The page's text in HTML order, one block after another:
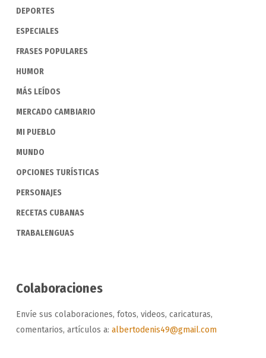
DEPORTES
ESPECIALES
FRASES POPULARES
HUMOR
MÁS LEÍDOS
MERCADO CAMBIARIO
MI PUEBLO
MUNDO
OPCIONES TURÍSTICAS
PERSONAJES
RECETAS CUBANAS
TRABALENGUAS
Colaboraciones
Envíe sus colaboraciones, fotos, videos, caricaturas,
comentarios, artículos a: albertodenis49@gmail.com